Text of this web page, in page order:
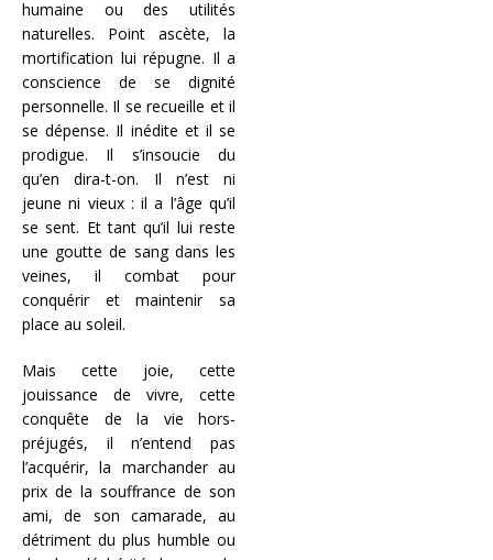
humaine ou des utilités
naturelles. Point ascète, la
mortification lui répugne. Il a
conscience de se dignité
personnelle. Il se recueille et il
se dépense. Il inédite et il se
prodigue. Il s’insoucie du
qu’en dira-t-on. Il n’est ni
jeune ni vieux : il a l’âge qu’il
se sent. Et tant qu’il lui reste
une goutte de sang dans les
veines, il combat pour
conquérir et maintenir sa
place au soleil.
Mais cette joie, cette
jouissance de vivre, cette
conquête de la vie hors-
préjugés, il n’entend pas
l’acquérir, la marchander au
prix de la souffrance de son
ami, de son camarade, au
détriment du plus humble ou